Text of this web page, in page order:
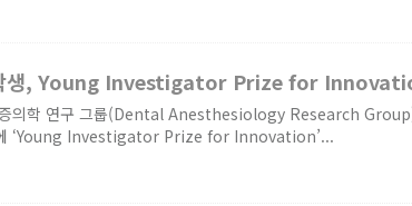
생, Young Investigator Prize for
증의학 연구 그룹(Dental Anesthesiology Research
에 ‘Young Investigator Prize for Innovation’...